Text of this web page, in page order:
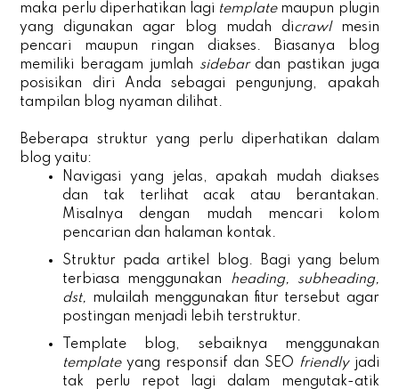
maka perlu diperhatikan lagi template maupun plugin
yang digunakan agar blog mudah dicrawl mesin
pencari maupun ringan diakses. Biasanya blog
memiliki beragam jumlah sidebar dan pastikan juga
posisikan diri Anda sebagai pengunjung, apakah
tampilan blog nyaman dilihat.
Beberapa struktur yang perlu diperhatikan dalam
blog yaitu:
Navigasi yang jelas, apakah mudah diakses
dan tak terlihat acak atau berantakan.
Misalnya dengan mudah mencari kolom
pencarian dan halaman kontak.
Struktur pada artikel blog. Bagi yang belum
terbiasa menggunakan heading, subheading,
dst, mulailah menggunakan fitur tersebut agar
postingan menjadi lebih terstruktur.
Template blog, sebaiknya menggunakan
templateyang responsif dan SEO friendly jadi
tak perlu repot lagi dalam mengutak-atik